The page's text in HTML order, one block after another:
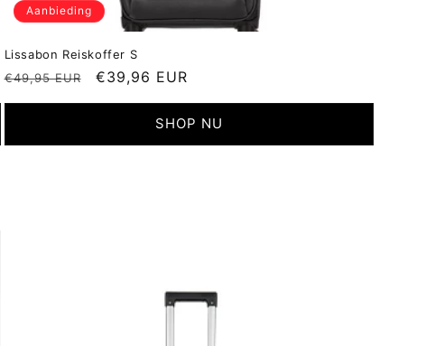
Aanbieding
Lissabon Reiskoffer S
Normale
€49,95 EUR Aanbiedingsprijs
€39,96 EUR
SHOP NU